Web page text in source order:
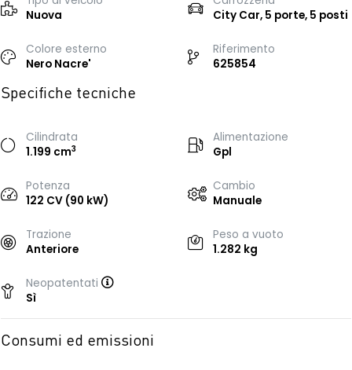
Nuova
City Car, 5 porte, 5 posti
Colore esterno
Nero Nacre'
Riferimento
625854
Specifiche tecniche
Cilindrata
1.199 cm3
Alimentazione
Gpl
Potenza
122 CV (90 kW)
Cambio
Manuale
Trazione
Anteriore
Peso a vuoto
1.282 kg
Neopatentati
Sì
Consumi ed emissioni